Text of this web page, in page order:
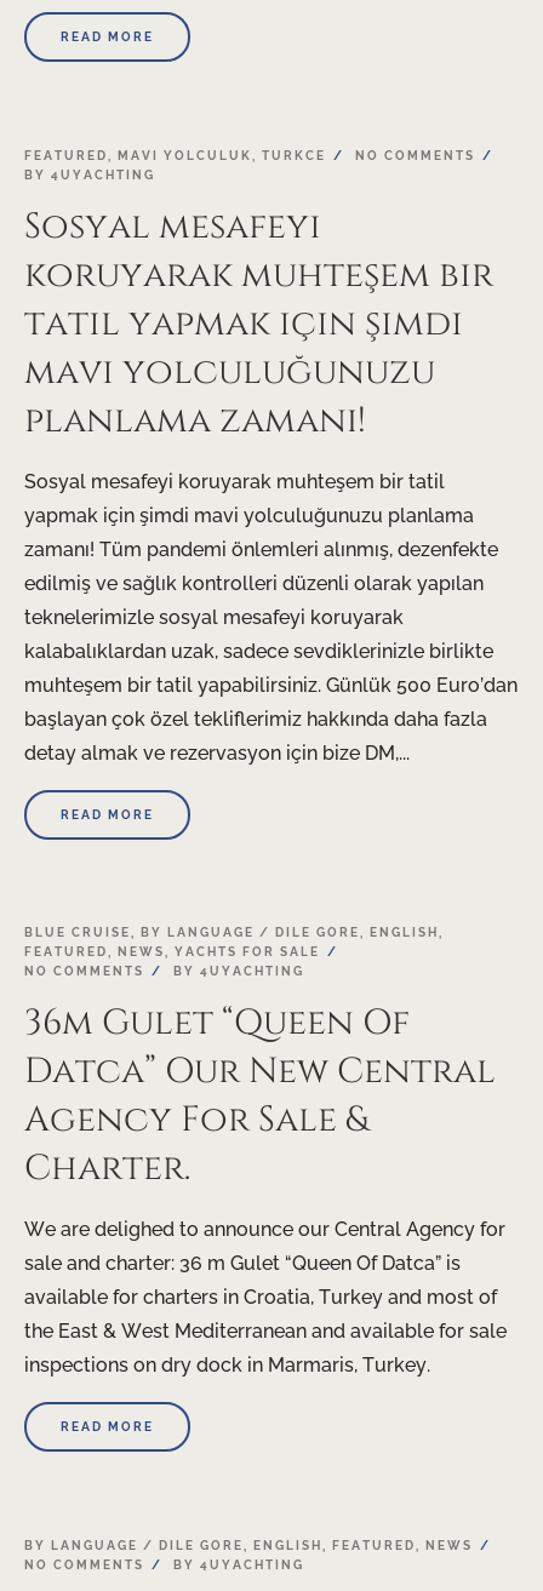
READ MORE
12
FEATURED MAVI YOLCULUK TURKCE
NO COMMENTS
BY 4UYACHTING
Sosyal mesafeyi
koruyarak muhteşem bir
tatil yapmak için şimdi
mavi yolculuğunuzu
planlama zamanı!
Sosyal mesafeyi koruyarak muhteşem bir tatil
yapmak için şimdi mavi yolculuğunuzu planlama
zamanı! Tüm pandemi önlemleri alınmış, dezenfekte
edilmiş ve sağlık kontrolleri düzenli olarak yapılan
teknelerimizle sosyal mesafeyi koruyarak
kalabalıklardan uzak, sadece sevdiklerinizle birlikte
muhteşem bir tatil yapabilirsiniz. Günlük 500 Euro’dan
başlayan çok özel tekliflerimiz hakkında daha fazla
detay almak ve rezervasyon için bize DM,...
READ MORE
03
MAY
BLUE CRUISE BY LANGUAGE / DILE GORE ENGLISH
FEATURED
NEWS
YACHTS FOR SALE
NO COMMENTS
BY 4UYACHTING
36m Gulet “Queen Of
Datca” Our New Central
Agency For Sale &
Charter.
We are delighed to announce our Central Agency for
sale and charter: 36 m Gulet “Queen Of Datca” is
available for charters in Croatia, Turkey and most of
the East & West Mediterranean and available for sale
inspections on dry dock in Marmaris, Turkey.
READ MORE
24
BY LANGUAGE / DILE GORE ENGLISH FEATURED
NEWS
NO COMMENTS
BY 4UYACHTING